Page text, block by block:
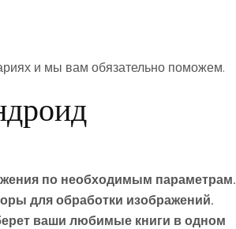
и мы вам обязательно поможем.
по необходимым параметрам.
для обработки изображений.
ваши любимые книги в одном